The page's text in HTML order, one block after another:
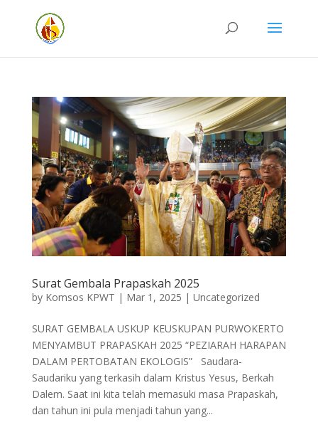
Surat Gembala Prapaskah 2025
by Komsos KPWT | Mar 1, 2025 | Uncategorized
SURAT GEMBALA USKUP KEUSKUPAN PURWOKERTO
MENYAMBUT PRAPASKAH 2025 “PEZIARAH HARAPAN
DALAM PERTOBATAN EKOLOGIS” Saudara-
Saudariku yang terkasih dalam Kristus Yesus, Berkah
Dalem. Saat ini kita telah memasuki masa Prapaskah,
dan tahun ini pula menjadi tahun yang...